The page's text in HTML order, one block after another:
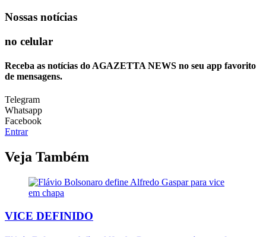
Nossas notícias
no celular
Receba as notícias do AGAZETTA NEWS no seu app favorito
de mensagens.
Telegram
Whatsapp
Facebook
Entrar
Veja Também
VICE DEFINIDO